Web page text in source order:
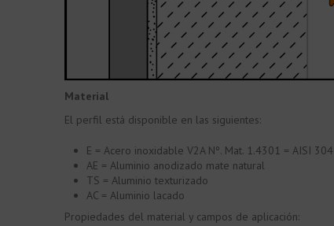
Material
El perfil está disponible en las siguientes:
E = Acero inoxidable V2A Nº. Mat. 1.4301 = AISI 304
AE = Aluminio anodizado mate natural
TS = Aluminio texturizado
AC = Aluminio lacado
Propiedades del material y campos de aplicación: